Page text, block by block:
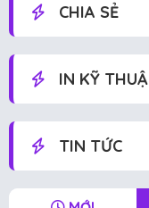
CHIA SẺ
IN KỸ
TIN TỨC